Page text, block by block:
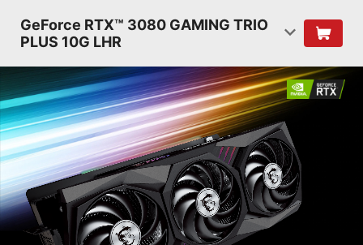
GeForce RTX™ 3080 GAMING TRIO
PLUS 10G LHR